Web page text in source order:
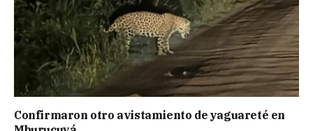
Confirmaron otro avistamiento de yaguareté en